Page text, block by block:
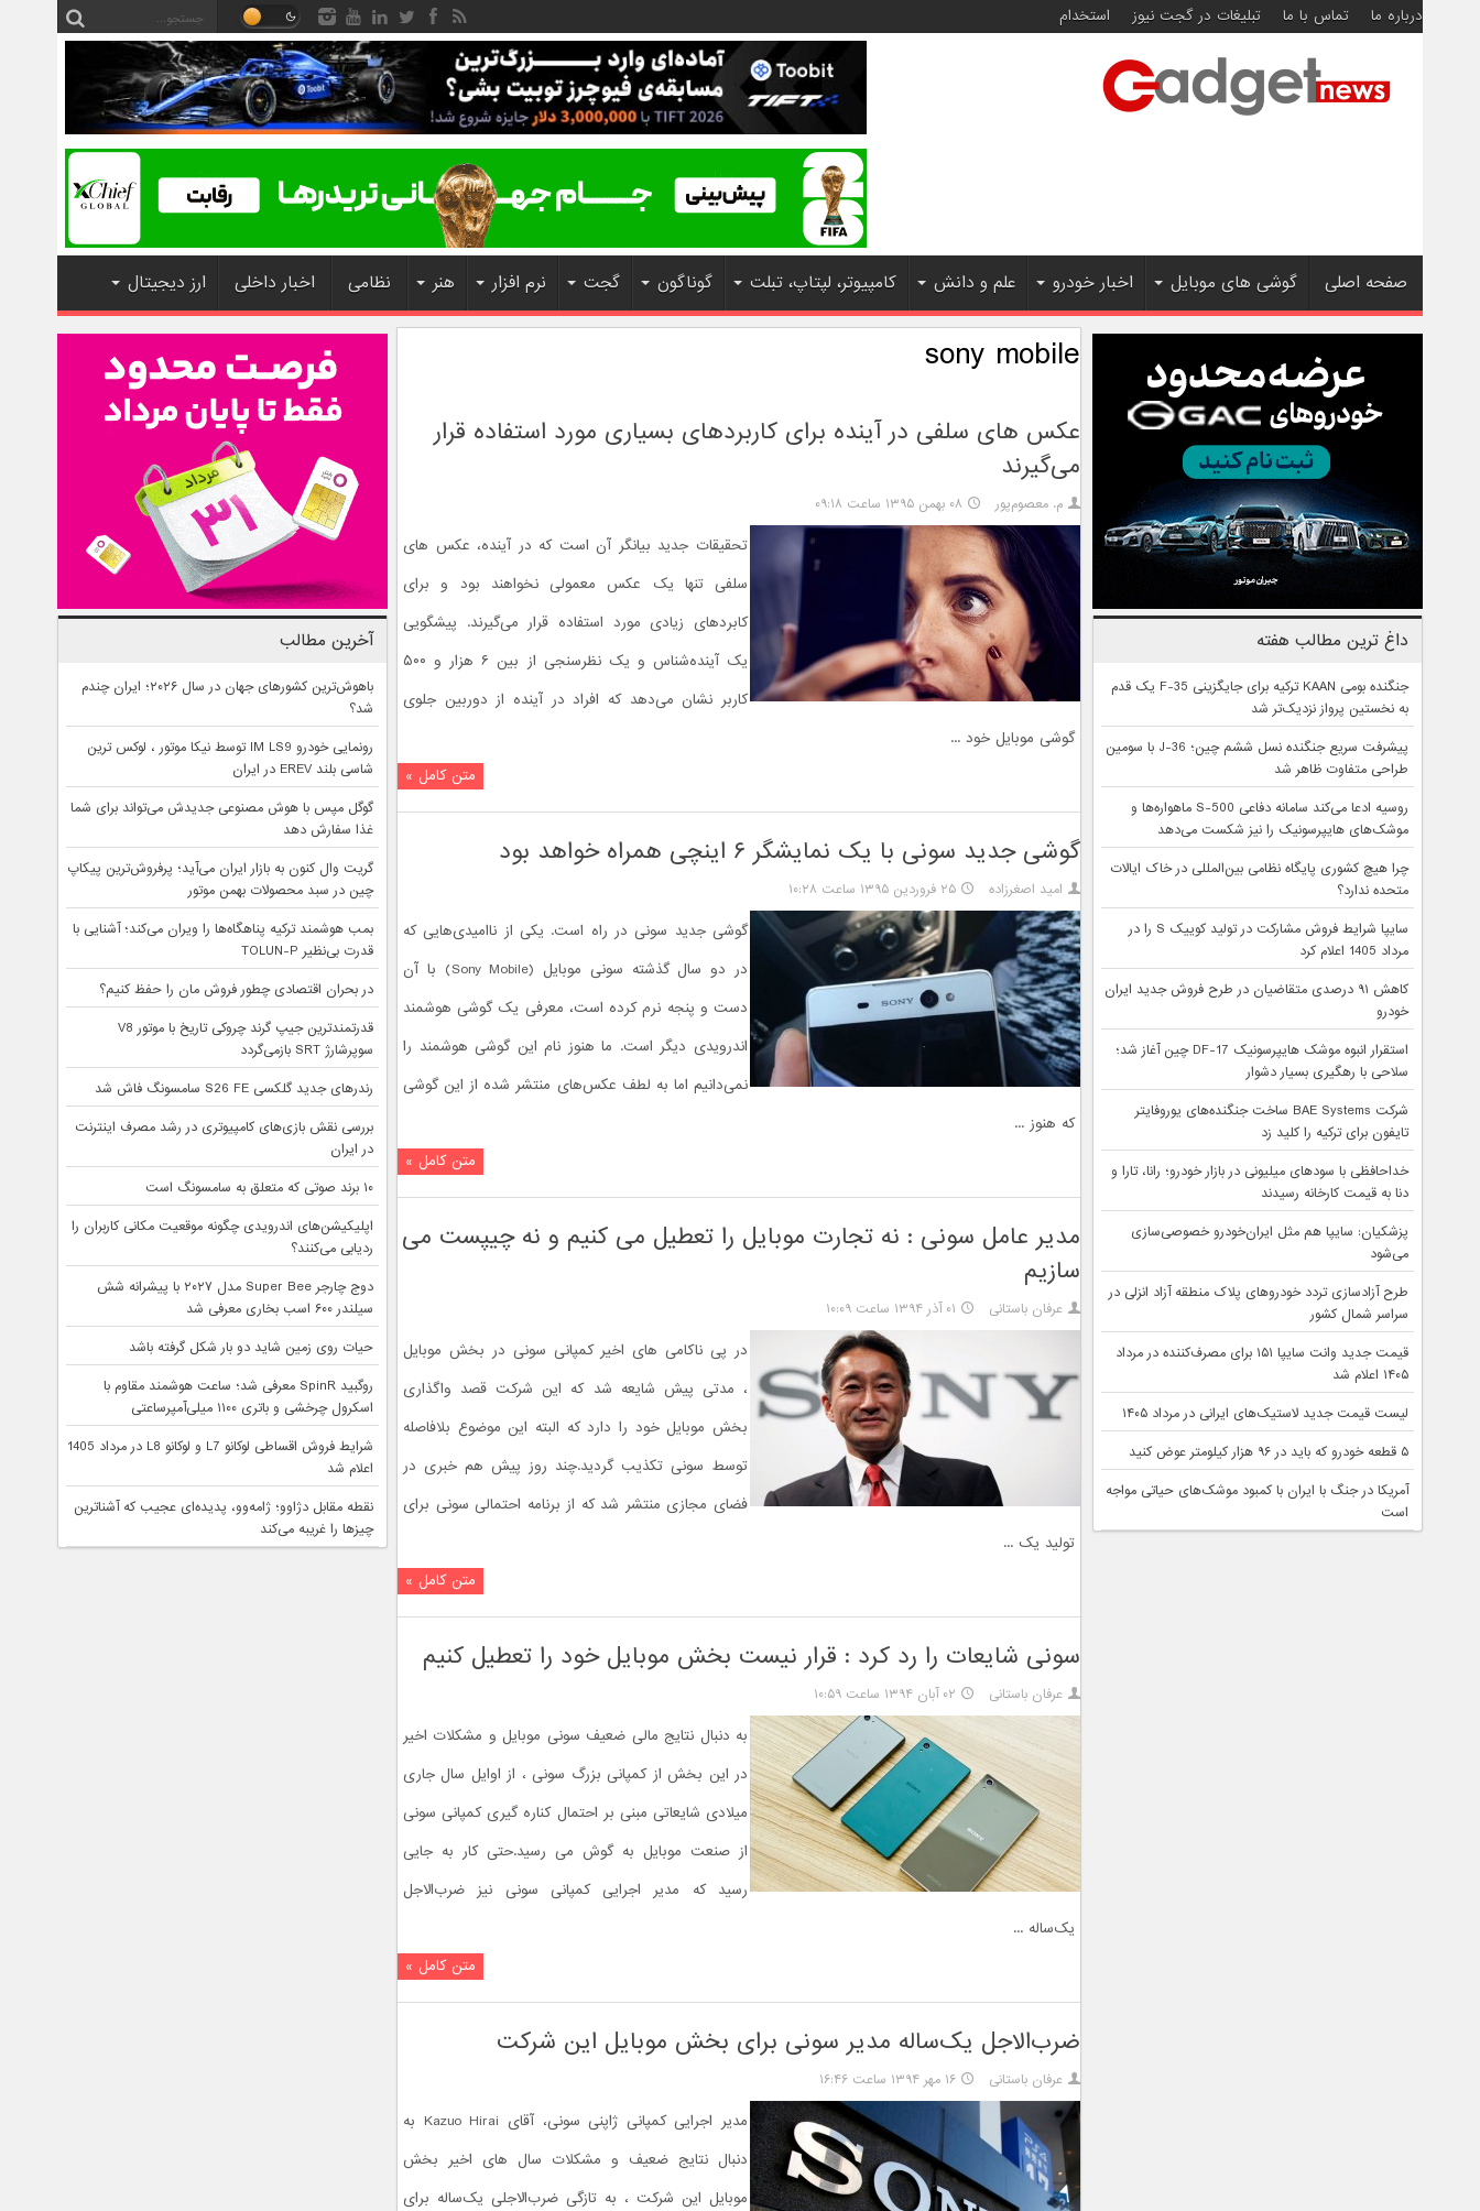
درباره ما تماس با ما تبلیغات در گجت نیوز استخدام
صفحه اصلی گوشی های موبایل اخبار خودرو علم و دانش کامپیوتر، لپتاپ، تبلت گوناگون گجت نرم افزار هنر نظامی اخبار داخلی ارز دیجیتال
sony mobile
عکس های سلفی در آینده برای کاربردهای بسیاری مورد استفاده قرار
می‌گیرند
م. معصوم‌پور ۰۸ بهمن ۱۳۹۵ ساعت ۰۹:۱۸
تحقیقات جدید بیانگر آن است که در آینده، عکس های
سلفی تنها یک عکس معمولی نخواهند بود و برای
کابردهای زیادی مورد استفاده قرار می‌گیرند. پیشگویی
یک آینده‌شناس و یک نظرسنجی از بین ۶ هزار و ۵۰۰
کاربر نشان می‌دهد که افراد در آینده از دوربین جلوی
گوشی موبایل خود ...
متن کامل »
گوشی جدید سونی با یک نمایشگر ۶ اینچی همراه خواهد بود
امید اصغرزاده ۲۵ فروردین ۱۳۹۵ ساعت ۱۰:۲۸
گوشی جدید سونی در راه است. یکی از ناامیدی‌هایی که
در دو سال گذشته سونی موبایل (Sony Mobile) با آن
دست و پنجه نرم کرده است، معرفی یک گوشی هوشمند
اندرویدی دیگر است. ما هنوز نام این گوشی هوشمند را
نمی‌دانیم اما به لطف عکس‌های منتشر شده از این گوشی
که هنوز ...
متن کامل »
مدیر عامل سونی : نه تجارت موبایل را تعطیل می کنیم و نه چیپست می
سازیم
عرفان باستانی ۰۱ آذر ۱۳۹۴ ساعت ۱۰:۰۹
در پی ناکامی های اخیر کمپانی سونی در بخش موبایل
، مدتی پیش شایعه شد که این شرکت قصد واگذاری
بخش موبایل خود را دارد که البته این موضوع بلافاصله
توسط سونی تکذیب گردید.چند روز پیش هم خبری در
فضای مجازی منتشر شد که از برنامه احتمالی سونی برای
تولید یک ...
متن کامل »
سونی شایعات را رد کرد : قرار نیست بخش موبایل خود را تعطیل کنیم
عرفان باستانی ۰۲ آبان ۱۳۹۴ ساعت ۱۰:۵۹
به دنبال نتایج مالی ضعیف سونی موبایل و مشکلات اخیر
در این بخش از کمپانی بزرگ سونی ، از اوایل سال جاری
میلادی شایعاتی مبنی بر احتمال کناره گیری کمپانی سونی
از صنعت موبایل به گوش می رسید.حتی کار به جایی
رسید که مدیر اجرایی کمپانی سونی نیز ضرب‌الاجل
یک‌ساله ...
متن کامل »
ضرب‌الاجل یک‌ساله مدیر سونی برای بخش موبایل این شرکت
عرفان باستانی ۱۶ مهر ۱۳۹۴ ساعت ۱۶:۴۶
مدیر اجرایی کمپانی ژاپنی سونی، آقای Kazuo Hirai به
دنبال نتایج ضعیف و مشکلات سال های اخیر بخش
موبایل این شرکت ، به تازگی ضرب‌الاجلی یک‌ساله برای
داغ ترین مطالب هفته
جنگنده بومی KAAN ترکیه برای جایگزینی F-35 یک قدم
به نخستین پرواز نزدیک‌تر شد
پیشرفت سریع جنگنده نسل ششم چین؛ J-36 با سومین
طراحی متفاوت ظاهر شد
روسیه ادعا می‌کند سامانه دفاعی S-500 ماهواره‌ها و
موشک‌های هایپرسونیک را نیز شکست می‌دهد
چرا هیچ کشوری پایگاه نظامی بین‌المللی در خاک ایالات
متحده ندارد؟
سایپا شرایط فروش مشارکت در تولید کوییک S را در
مرداد 1405 اعلام کرد
کاهش ۹۱ درصدی متقاضیان در طرح فروش جدید ایران
خودرو
استقرار انبوه موشک هایپرسونیک DF-17 چین آغاز شد؛
سلاحی با رهگیری بسیار دشوار
شرکت BAE Systems ساخت جنگنده‌های یوروفایتر
تایفون برای ترکیه را کلید زد
خداحافظی با سودهای میلیونی در بازار خودرو؛ رانا، تارا و
دنا به قیمت کارخانه رسیدند
پزشکیان: سایپا هم مثل ایران‌خودرو خصوصی‌سازی
می‌شود
طرح آزادسازی تردد خودروهای پلاک منطقه آزاد انزلی در
سراسر شمال کشور
قیمت جدید وانت سایپا ۱۵۱ برای مصرف‌کننده در مرداد
۱۴۰۵ اعلام شد
لیست قیمت جدید لاستیک‌های ایرانی در مرداد ۱۴۰۵
۵ قطعه خودرو که باید در ۹۶ هزار کیلومتر عوض کنید
آمریکا در جنگ با ایران با کمبود موشک‌های حیاتی مواجه
است
آخرین مطالب
باهوش‌ترین کشورهای جهان در سال ۲۰۲۶؛ ایران چندم
شد؟
رونمایی خودرو IM LS9 توسط نیکا موتور ، لوکس ترین
شاسی بلند EREV در ایران
گوگل مپس با هوش مصنوعی جدیدش می‌تواند برای شما
غذا سفارش دهد
گریت وال کنون به بازار ایران می‌آید؛ پرفروش‌ترین پیکاپ
چین در سبد محصولات بهمن موتور
بمب هوشمند ترکیه پناهگاه‌ها را ویران می‌کند؛ آشنایی با
قدرت بی‌نظیر TOLUN-P
در بحران اقتصادی چطور فروش مان را حفظ کنیم؟
قدرتمندترین جیپ گرند چروکی تاریخ با موتور V8
سوپرشارژ SRT بازمی‌گردد
رندرهای جدید گلکسی S26 FE سامسونگ فاش شد
بررسی نقش بازی‌های کامپیوتری در رشد مصرف اینترنت
در ایران
۱۰ برند صوتی که متعلق به سامسونگ است
اپلیکیشن‌های اندرویدی چگونه موقعیت مکانی کاربران را
ردیابی می‌کنند؟
دوج چارجر Super Bee مدل ۲۰۲۷ با پیشرانه شش
سیلندر ۶۰۰ اسب بخاری معرفی شد
حیات روی زمین شاید دو بار شکل گرفته باشد
روگبید SpinR معرفی شد؛ ساعت هوشمند مقاوم با
اسکرول چرخشی و باتری ۱۱۰۰ میلی‌آمپرساعتی
شرایط فروش اقساطی لوکانو L7 و لوکانو L8 در مرداد 1405
اعلام شد
نقطه مقابل دژاوو؛ ژامه‌وو، پدیده‌ای عجیب که آشناترین
چیزها را غریبه می‌کند